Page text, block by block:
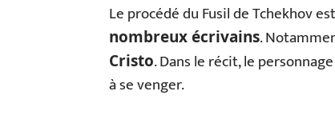
Le procédé du Fusil de Tchekhov
nombreux écrivains.
Cristo. Dans le récit, le
à se venger.